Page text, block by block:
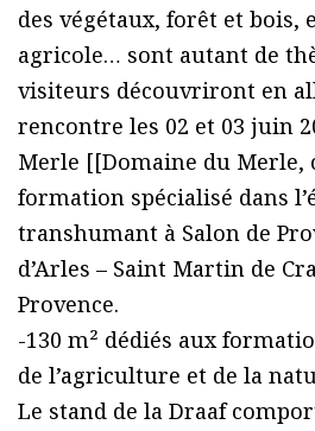
des végétaux, forêt et bois,
agricole… sont autant de
visiteurs découvriront en
rencontre les 02 et 03 juin
Merle [[Domaine du Merle,
formation spécialisé dans
transhumant à Salon de
d’Arles – Saint Martin de
Provence.
-130 m² dédiés aux
de l’agriculture et de la
Le stand de la Draaf